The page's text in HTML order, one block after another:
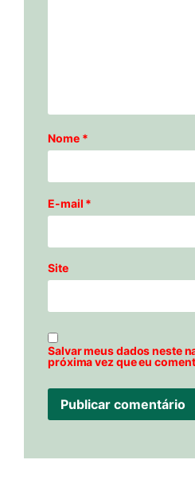
Nome *
E-mail *
Site
Salvar meus dados neste
próxima vez que eu